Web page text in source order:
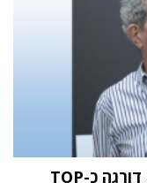
מחקר STKI השנתי: וואן טכנולוגיות דורגה כ-TOP